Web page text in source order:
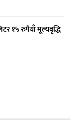
१५ रुपैयाँ मूल्यवृद्धि